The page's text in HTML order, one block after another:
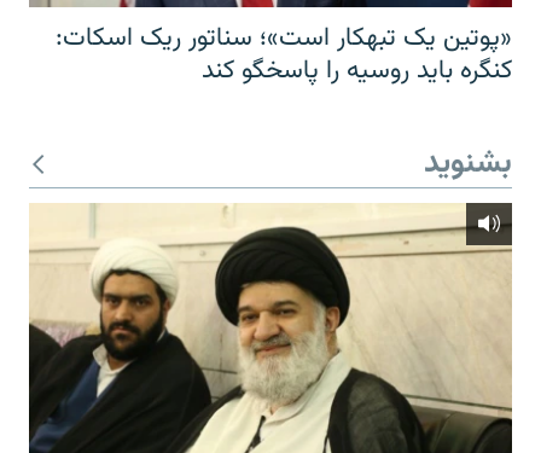
«پوتین یک تبهکار است»؛ سناتور ریک اسکات:
کنگره باید روسیه را پاسخگو کند
بشنوید